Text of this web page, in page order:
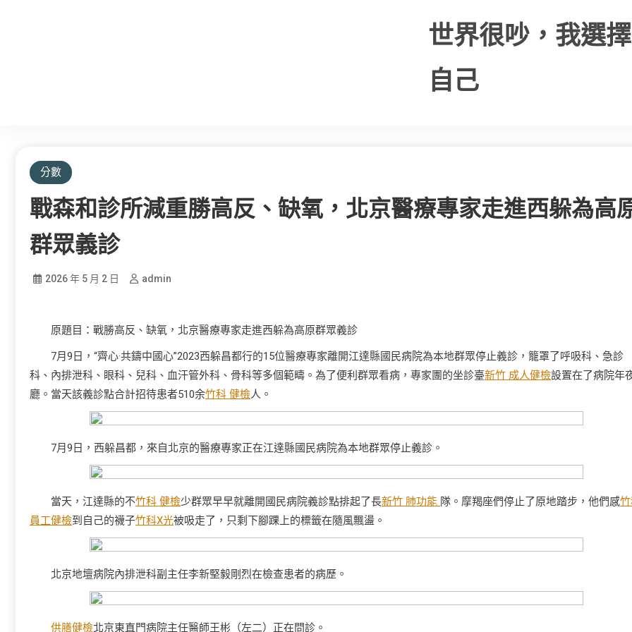
世界很吵，我選
自己
分數
戰森和診所減重勝高反、缺氧，北京醫療專家走進西躲為高
群眾義診
2026 年 5 月 2 日 admin
原題目：戰勝高反、缺氧，北京醫療專家走進西躲為高原群眾義診
7月9日，“齊心·共鑄中國心”2023西躲昌都行的15位醫療專家離開江達縣國民病院為本地群眾停止義診，籠罩了呼吸科、急診
科、內排泄科、眼科、兒科、血汗管外科、骨科等多個範疇。為了便利群眾看病，專家團的坐診臺新竹 成人健檢設置在了病院年
廳。當天該義診點合計招待患者510余竹科 健檢人。
7月9日，西躲昌都，來自北京的醫療專家正在江達縣國民病院為本地群眾停止義診。
當天，江達縣的不竹科 健檢少群眾早早就離開國民病院義診點排起了長新竹 肺功能 隊。摩羯座們停止了原地踏步，他們感
員工健檢到自己的襪子竹科X光被吸走了，只剩下腳踝上的標籤在隨風飄盪。
北京地壇病院內排泄科副主任李新堅毅剛烈在檢查患者的病歷。
供膳健檢北京東直門病院主任醫師王彬（左二）正在問診。